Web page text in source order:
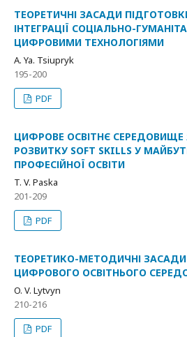
ТЕОРЕТИЧНІ ЗАСАДИ
ІНТЕГРАЦІЇ СОЦІАЛЬНО-
ЦИФРОВИМИ ТЕХНОЛОГІЯМИ
A. Ya. Tsiupryk
195-200
PDF
ЦИФРОВЕ ОСВІТНЄ СЕРЕДОВИЩЕ
РОЗВИТКУ SOFT SKILLS У
ПРОФЕСІЙНОЇ ОСВІТИ
T. V. Paska
201-209
PDF
ТЕОРЕТИКО-МЕТОДИЧНІ
ЦИФРОВОГО ОСВІТНЬОГО
O. V. Lytvyn
210-216
PDF